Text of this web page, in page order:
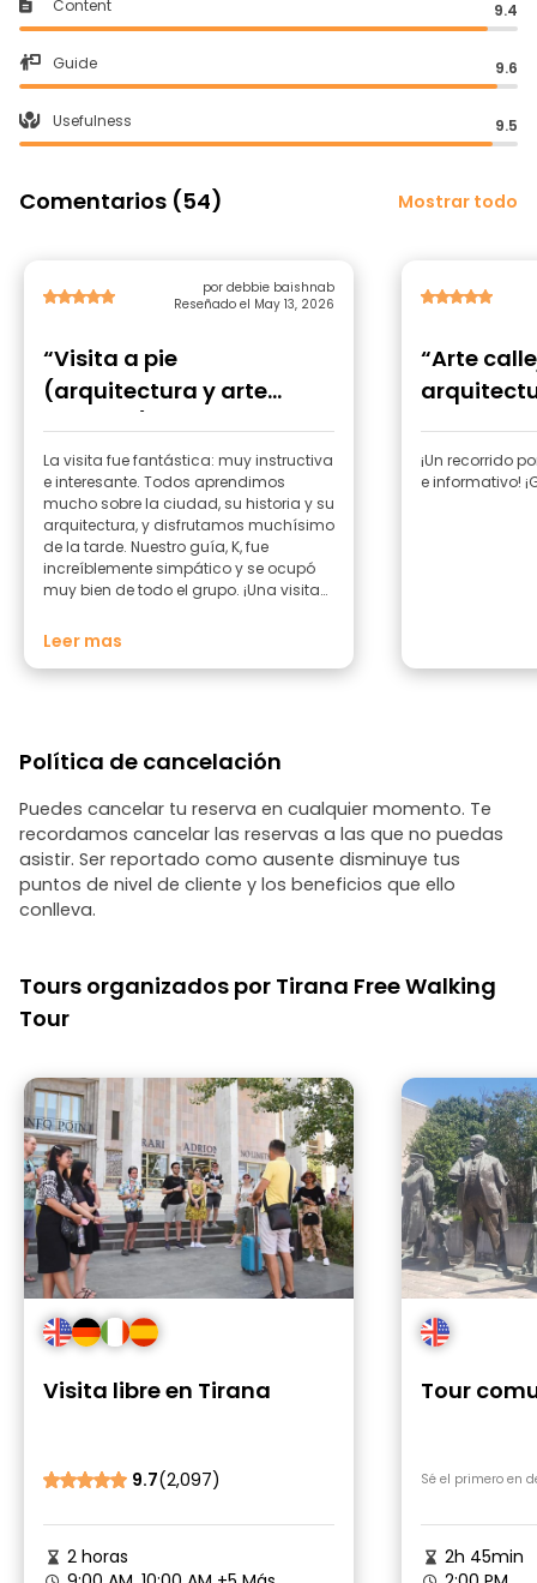
Content 9.4
Guide 9.6
Usefulness 9.5
Comentarios (54) Mostrar todo
por debbie baishnab
Reseñado el May 13, 2026
“Visita a pie
(arquitectura y arte
callejero) ”
La visita fue fantástica: muy instructiva
e interesante. Todos aprendimos
mucho sobre la ciudad, su historia y su
arquitectura, y disfrutamos muchísimo
de la tarde. Nuestro guía, K, fue
increíblemente simpático y se ocupó
muy bien de todo el grupo. ¡Una visita
encarecidamente!
Leer mas
“Arte
¡Un recorrido
e informativo!
Política de cancelación
Puedes cancelar tu reserva en cualquier momento. Te
recordamos cancelar las reservas a las que no puedas
asistir. Ser reportado como ausente disminuye tus
puntos de nivel de cliente y los beneficios que ello
conlleva.
Tours organizados por Tirana Free Walking
Tour
Visita libre en Tirana
9.7(2,097)
2 horas
Tour
Sé el primero en
2h 45min